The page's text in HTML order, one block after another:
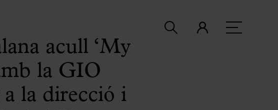
acull ‘My
la GIO
la direcció i